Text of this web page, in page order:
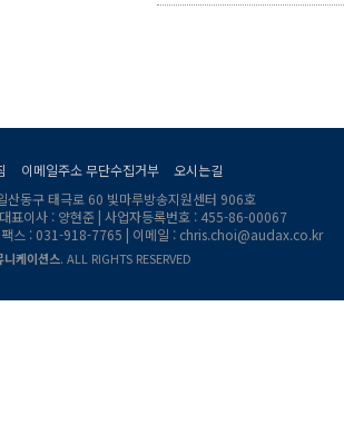
이메일주소 무단수집거부
오시는길
산동구 태극로 60 빛마루방송지원센터 906호
표이사 : 양현준 | 사업자등록번호 : 455-86-00067
팩스 : 031-918-7765 | 이메일 : chris.choi@audax.co.kr
니케이션스. ALL RIGHTS RESERVED